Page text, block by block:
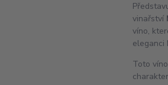
vinařství
víno,
eleganci
Toto